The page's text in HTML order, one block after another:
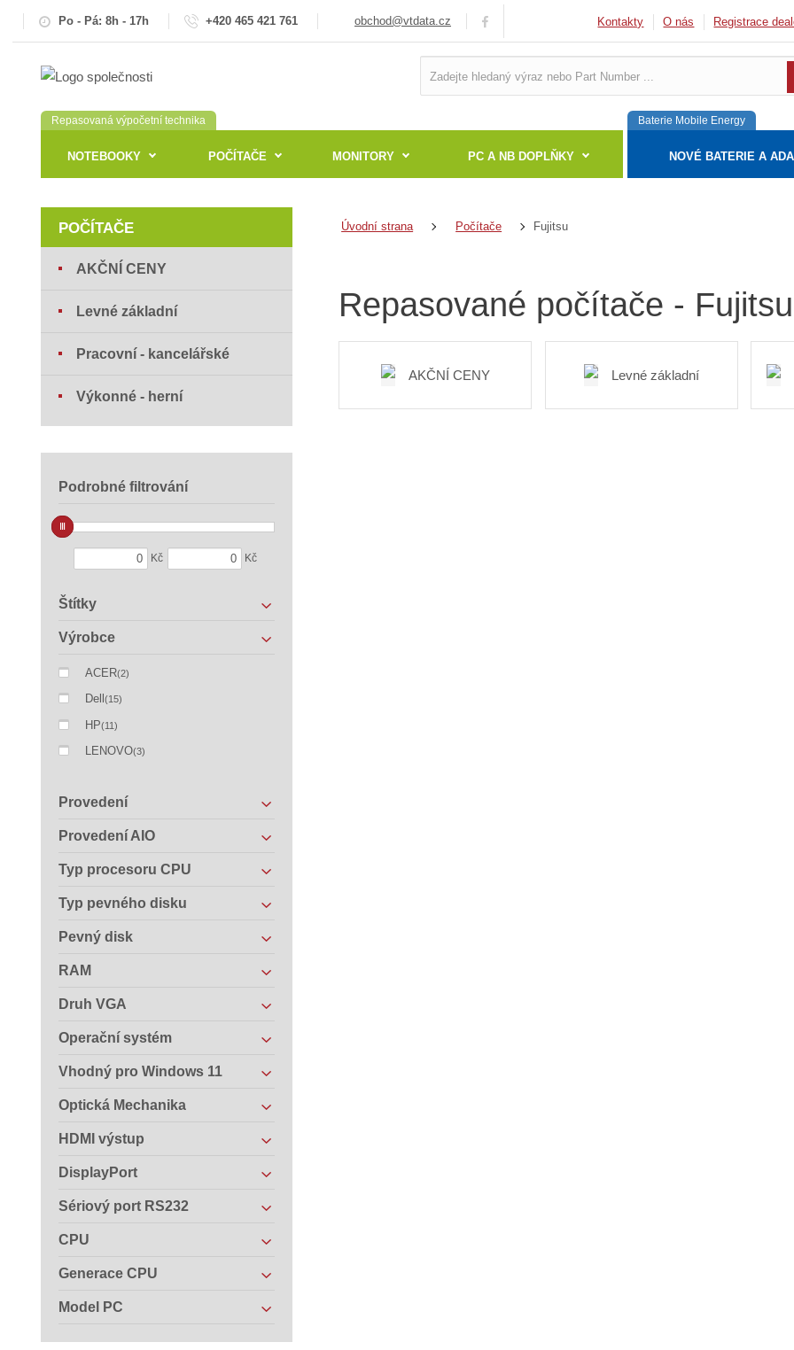
Po - Pá: 8h - 17h +420 465 421 761 obchod@vtdata.cz Kontakty O nás Registrace
Repasovaná výpočetní technika
NOTEBOOKY POČÍTAČE MONITORY PC A NB DOPLŇKY
Baterie Mobile Energy
NOVÉ BATERIE A
Úvodní strana Počítače Fujitsu
Repasované počítače - Fujitsu
AKČNÍ CENY Levné základní
POČÍTAČE
AKČNÍ CENY
Levné základní
Pracovní - kancelářské
Výkonné - herní
Podrobné filtrování
Kč Kč
Štítky
Výrobce
ACER(2)
Dell(15)
HP(11)
LENOVO(3)
Provedení
Provedení AIO
Typ procesoru CPU
Typ pevného disku
Pevný disk
RAM
Druh VGA
Operační systém
Vhodný pro Windows 11
Optická Mechanika
HDMI výstup
DisplayPort
Sériový port RS232
CPU
Generace CPU
Model PC